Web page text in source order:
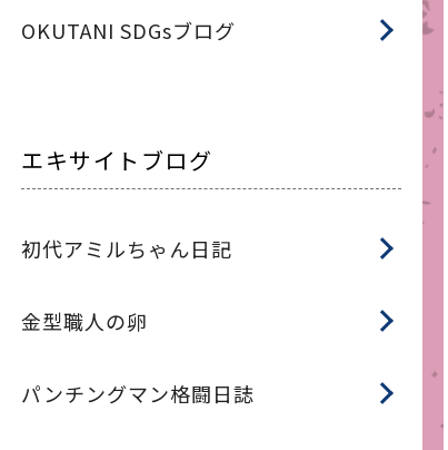
OKUTANI SDGsブログ
エキサイトブログ
初代アミルちゃん日記
金型職人の卵
パンチングマン格闘日誌